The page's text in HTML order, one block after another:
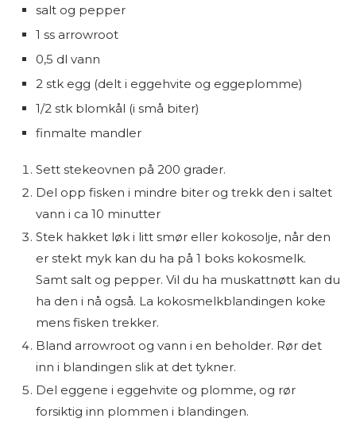
salt og pepper
1 ss arrowroot
0,5 dl vann
2 stk egg (delt i eggehvite og eggeplomme)
1/2 stk blomkål (i små biter)
finmalte mandler
Sett stekeovnen på 200 grader.
Del opp fisken i mindre biter og trekk den i saltet
vann i ca 10 minutter
Stek hakket løk i litt smør eller kokosolje, når den
er stekt myk kan du ha på 1 boks kokosmelk.
Samt salt og pepper. Vil du ha muskattnøtt kan du
ha den i nå også. La kokosmelkblandingen koke
mens fisken trekker.
Bland arrowroot og vann i en beholder. Rør det
inn i blandingen slik at det tykner.
Del eggene i eggehvite og plomme, og rør
forsiktig inn plommen i blandingen.